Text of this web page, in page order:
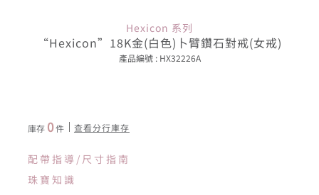
Hexicon 系列
“Hexicon”18K金(白色)卜臂鑽石對戒(女戒)
產品編號 : HX32226A
庫存 0件 查看分行庫存
配帶指導/尺寸指南
珠寶知識